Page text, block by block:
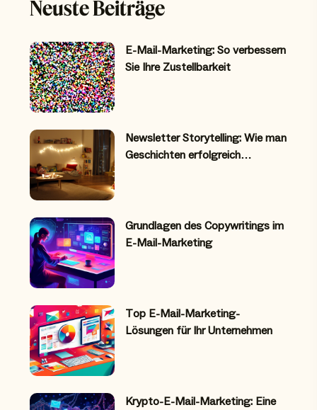
Neuste Beiträge
E-Mail-Marketing: So verbessern
Sie Ihre Zustellbarkeit
Newsletter Storytelling: Wie man
Geschichten erfolgreich…
Grundlagen des Copywritings im
E-Mail-Marketing
Top E-Mail-Marketing-
Lösungen für Ihr Unternehmen
Krypto-E-Mail-Marketing: Eine